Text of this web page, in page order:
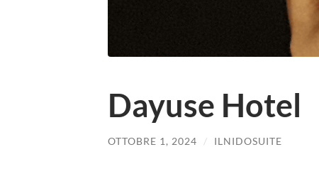
Dayuse Hotel
OTTOBRE 1, 2024 / ILNIDOSUITE